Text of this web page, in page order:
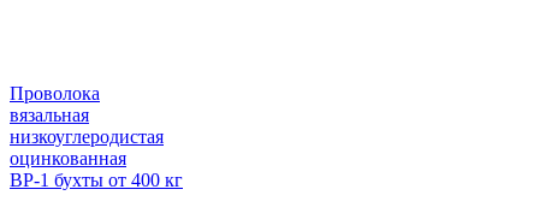
Проволока
вязальная
низкоуглеродистая
оцинкованная
ВР-1 бухты от 400 кг